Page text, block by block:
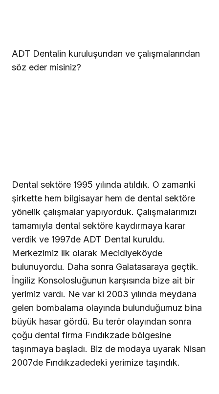
ADT Dentalin kuruluşundan ve çalışmalarından
söz eder misiniz?
Dental sektöre 1995 yılında atıldık. O zamanki
şirkette hem bilgisayar hem de dental sektöre
yönelik çalışmalar yapıyorduk. Çalışmalarımızı
tamamıyla dental sektöre kaydırmaya karar
verdik ve 1997de ADT Dental kuruldu.
Merkezimiz ilk olarak Mecidiyeköyde
bulunuyordu. Daha sonra Galatasaraya geçtik.
İngiliz Konsolosluğunun karşısında bize ait bir
yerimiz vardı. Ne var ki 2003 yılında meydana
gelen bombalama olayında bulunduğumuz bina
büyük hasar gördü. Bu terör olayından sonra
çoğu dental firma Fındıkzade bölgesine
taşınmaya başladı. Biz de modaya uyarak Nisan
2007de Fındıkzadedeki yerimize taşındık.